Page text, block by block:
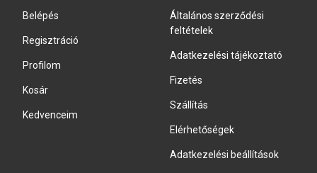
Belépés
Regisztráció
Profilom
Kosár
Kedvenceim
Általános szerződési
feltételek
Adatkezelési tájékoztató
Fizetés
Szállítás
Elérhetőségek
Adatkezelési beállítások